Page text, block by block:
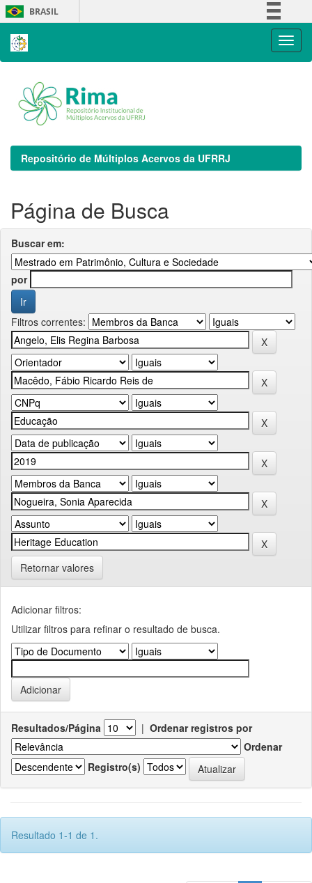
Skip
navigation
BRASIL
Repositório de Múltiplos Acervos da UFRRJ
Página de Busca
Buscar em:
por
Filtros correntes:
Retornar valores
Adicionar filtros:
Utilizar filtros para refinar o resultado de busca.
Resultados/Página | Ordenar registros por
Ordenar
Registro(s)
Resultado 1-1 de 1.